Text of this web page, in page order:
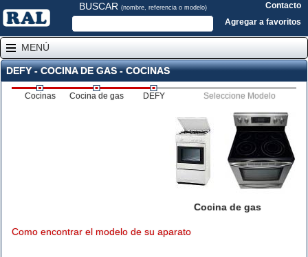
BUSCAR (nombre, referencia o modelo)
Contacto
Agregar a favoritos
MENÚ
DEFY - COCINA DE GAS - COCINAS
Cocinas Cocina de gas DEFY Seleccione Modelo
Cocina de gas
Como encontrar el modelo de su aparato